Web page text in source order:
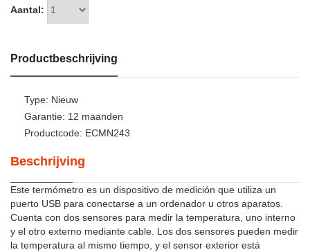
Aantal:
Productbeschrijving
Type: Nieuw
Garantie: 12 maanden
Productcode: ECMN243
Beschrijving
Este termómetro es un dispositivo de medición que utiliza un
puerto USB para conectarse a un ordenador u otros aparatos.
Cuenta con dos sensores para medir la temperatura, uno interno
y el otro externo mediante cable. Los dos sensores pueden medir
la temperatura al mismo tiempo, y el sensor exterior está